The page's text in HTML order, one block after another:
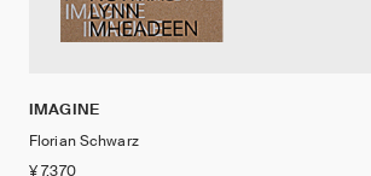
IMAGINE
Florian Schwarz
¥ 7,370